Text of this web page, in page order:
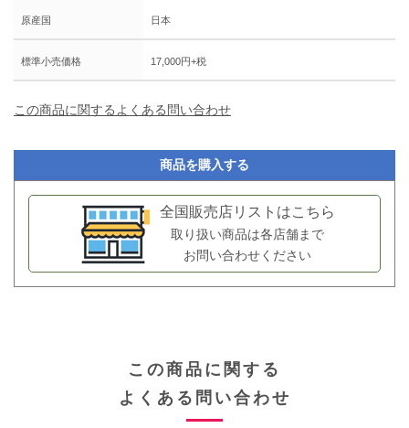
原産国 日本
標準小売価格 17,000円+税
この商品に関するよくある問い合わせ
商品を購入する
全国販売店リストはこちら
取り扱い商品は各店舗まで
お問い合わせください
この商品に関する
よくある問い合わせ